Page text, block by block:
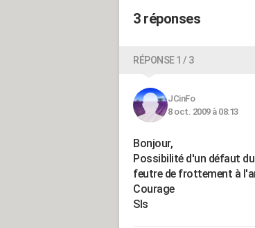
3 réponses
RÉPONSE 1 / 3
JCinFo
8 oct. 2009 à 08:13
Bonjour,
Possibilité d'un défaut
feutre de frottement à
Courage
Sls